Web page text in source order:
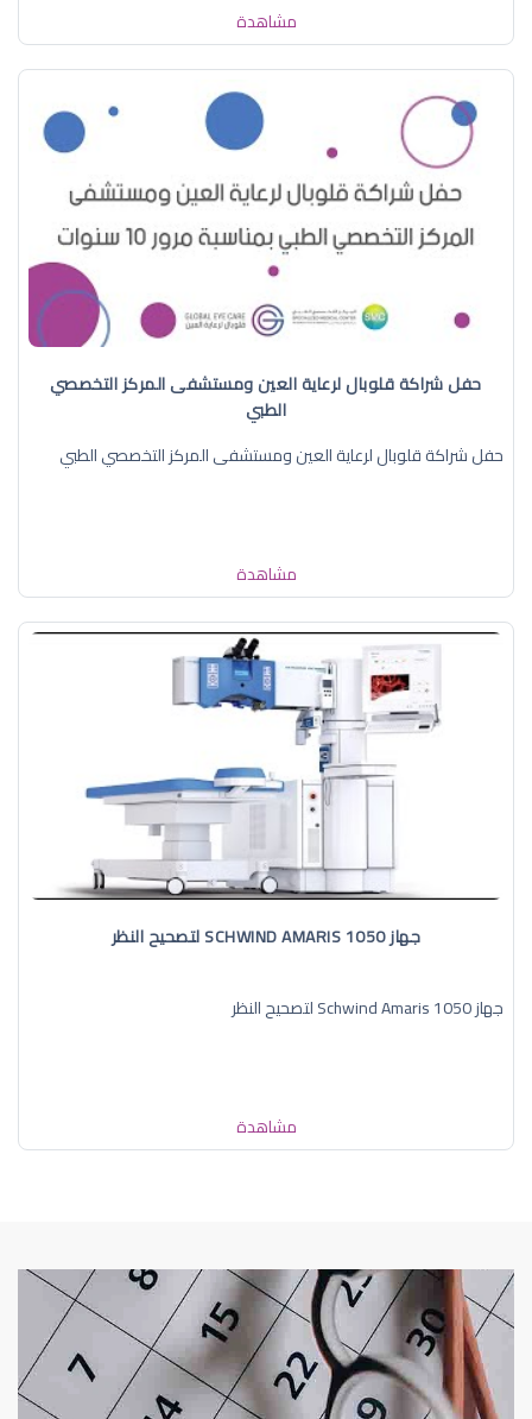
مشاهدة
حفل شراكة قلوبال لرعاية العين ومستشفى المركز التخصصي
الطبي
حفل شراكة قلوبال لرعاية العين ومستشفى المركز التخصصي الطبي
مشاهدة
جهاز SCHWIND AMARIS 1050 لتصحيح النظر
جهاز Schwind Amaris 1050 لتصحيح النظر
مشاهدة
مكتبة الفيديوهات